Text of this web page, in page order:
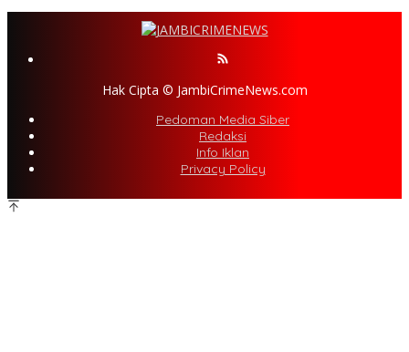
Hak Cipta © JambiCrimeNews.com
Pedoman Media Siber
Redaksi
Info Iklan
Privacy Policy